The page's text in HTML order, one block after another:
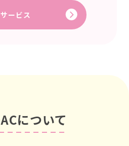
サービス
について